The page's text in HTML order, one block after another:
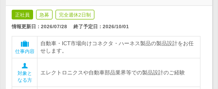
正社員 急募 完全週休2日制
情報更新日：2026/07/28 終了予定日： 2026/10/01
仕事内容
自動車・ICT市場向けコネクタ・ハーネス製品の製品設計をお任
せします。
対象と
なる方
エレクトロニクスや自動車部品業界等での製品設計のご経験